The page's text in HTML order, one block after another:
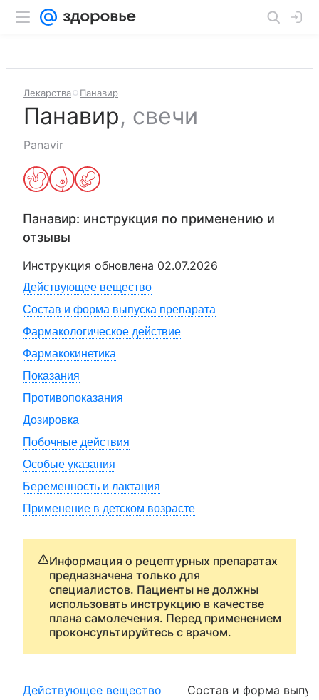
Лекарства Панавир
Панавир, свечи
Panavir
Панавир: инструкция по применению и
отзывы
Инструкция обновлена 02.07.2026
Действующее вещество
Состав и форма выпуска препарата
Фармакологическое действие
Фармакокинетика
Показания
Противопоказания
Дозировка
Побочные действия
Особые указания
Беременность и лактация
Применение в детском возрасте
Информация о рецептурных препаратах
предназначена только для
специалистов. Пациенты не должны
использовать инструкцию в качестве
плана самолечения. Перед применением
проконсультируйтесь с врачом.
Действующее вещество Состав и форма